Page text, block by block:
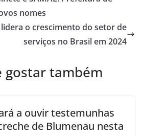
nomes
o crescimento do setor de
serviços no Brasil em 2024
gostar também
a ouvir testemunhas
de Blumenau nesta